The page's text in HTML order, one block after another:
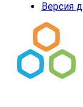
Версия